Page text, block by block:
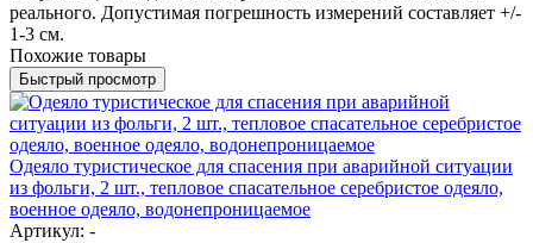
реального. Допустимая погрешность измерений составляет +/-
1-3 см.
Похожие товары
Быстрый просмотр
Одеяло туристическое для спасения при аварийной ситуации
из фольги, 2 шт., тепловое спасательное серебристое одеяло,
военное одеяло, водонепроницаемое
Артикул: -